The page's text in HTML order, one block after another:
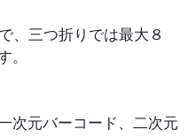
、三つ折りでは最大８
。
次元バーコード、二次元